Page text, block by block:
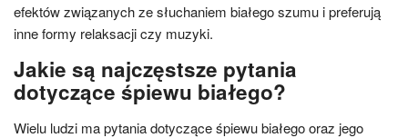
efektów związanych ze słuchaniem białego szumu i preferują
inne formy relaksacji czy muzyki.
Jakie są najczęstsze pytania
dotyczące śpiewu białego?
Wielu ludzi ma pytania dotyczące śpiewu białego oraz jego